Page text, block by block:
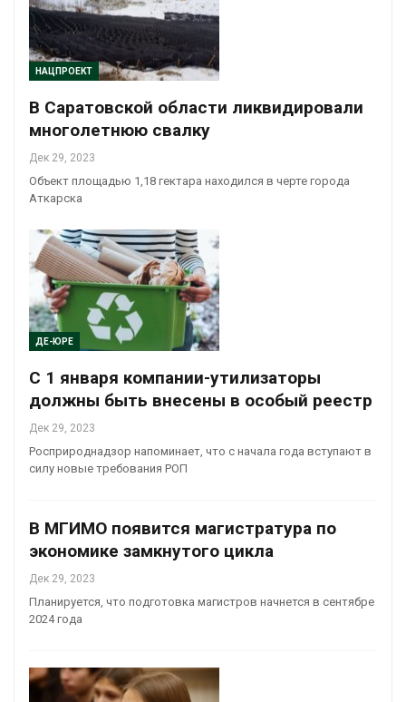
НАЦПРОЕКТ
В Саратовской области ликвидировали
многолетнюю свалку
Дек 29, 2023
Объект площадью 1,18 гектара находился в черте города
Аткарска
ДЕ-ЮРЕ
С 1 января компании-утилизаторы
должны быть внесены в особый реестр
Дек 29, 2023
Росприроднадзор напоминает, что с начала года вступают в
силу новые требования РОП
В МГИМО появится магистратура по
экономике замкнутого цикла
Дек 29, 2023
Планируется, что подготовка магистров начнется в сентябре
2024 года